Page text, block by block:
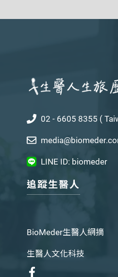
02 - 6605 8355 (
LINE ID: biomeder
追蹤生醫人
BioMeder生醫人網摘
生醫人文化科技